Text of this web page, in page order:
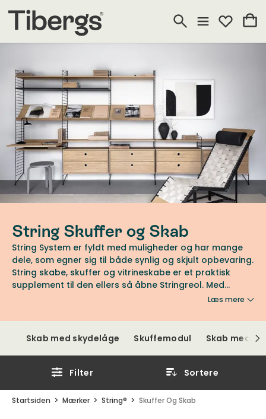
String Skuffer og Skab
String System er fyldt med muligheder og har mange
dele, som egner sig til både synlig og skjult opbevaring.
String skabe, skuffer og vitrineskabe er et praktisk
supplement til den ellers så åbne Stringreol. Med
opbevaringsmodulerne har du mulighed for at skjule
Læs mere
Skab med skydelåge Skuffemodul Skab med
Filter Sortere
Startsiden Mærker String® Skuffer Og Skab